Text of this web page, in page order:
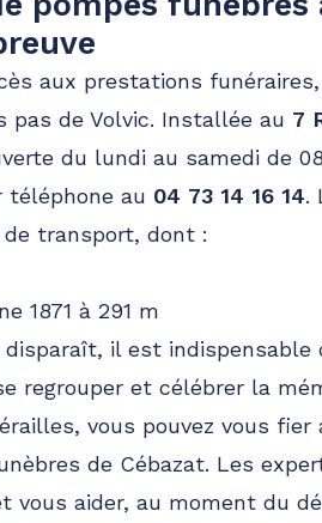
aux prestations
pas de Volvic. Installée au 7
du lundi au samedi de
téléphone au 04 73 14 16 14.
transport, dont :
1871 à 291 m
il est indispensable
regrouper et célébrer la
vous pouvez vous
de Cébazat. Les
vous aider, au moment du